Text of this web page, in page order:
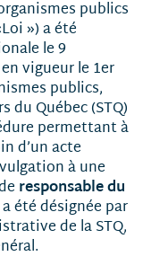
publics
») a été
le 9
vigueur le 1er
publics,
du Québec (STQ)
permettant à
d’un acte
à une
responsable du
été désignée par
de la STQ,